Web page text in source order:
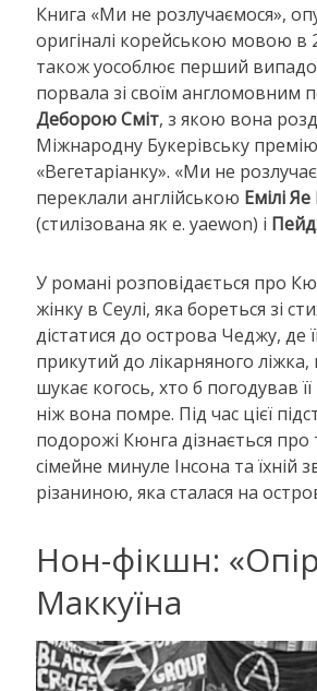
Книга «Ми не розлучаємося»,
оригіналі корейською мовою в
також уособлює перший
порвала зі своїм англомовним
Деборою Сміт, з якою вона
Міжнародну Букерівську
«Вегетаріанку». «Ми не
переклали англійською Емілі
(стилізована як e. yaewon) і
У романі розповідається про
жінку в Сеулі, яка бореться зі
дістатися до острова Чеджу, де
прикутий до лікарняного
шукає когось, хто б погодував
ніж вона помре. Під час цієї
подорожі Кюнга дізнається
сімейне минуле Інсона та їхній
різаниною, яка сталася на
Нон-фікшн:
Маккуїна